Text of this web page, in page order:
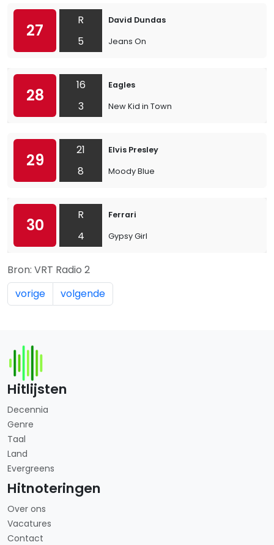
27
R
5
David Dundas
Jeans On
28
16
3
Eagles
New Kid in Town
29
21
8
Elvis Presley
Moody Blue
30
R
4
Ferrari
Gypsy Girl
Bron: VRT Radio 2
vorige
volgende
Hitlijsten
Decennia
Genre
Taal
Land
Evergreens
Hitnoteringen
Over ons
Vacatures
Contact